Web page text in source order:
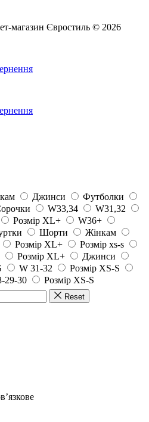
магазин Євростиль © 2026
Джинси
Футболки
W33,34
W31,32
Розмір XL+
W36+
Шорти
Жінкам
Розмір XL+
Розмір xs-s
Розмір XL+
Джинси
W 31-32
Розмір XS-S
29-30 Розмір XS-S
Reset